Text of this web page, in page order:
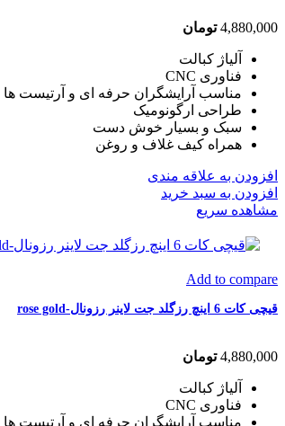
4,880,000 تومان
آلیاژ کبالت
فناوری CNC
مناسب آرایشگران حرفه ای و آرتیست ها
طراحی ارگونومیک
سبک و بسیار خوش دست
همراه کیف غلاف و روغن
افزودن به علاقه مندی
افزودن به سبد خرید
مشاهده سریع
Add to compare
قیچی کات 6 اینچ رزگلد جت لاینر رزونال-rose gold
4,880,000 تومان
آلیاژ کبالت
فناوری CNC
مناسب آرایشگران حرفه ای و آرتیست ها